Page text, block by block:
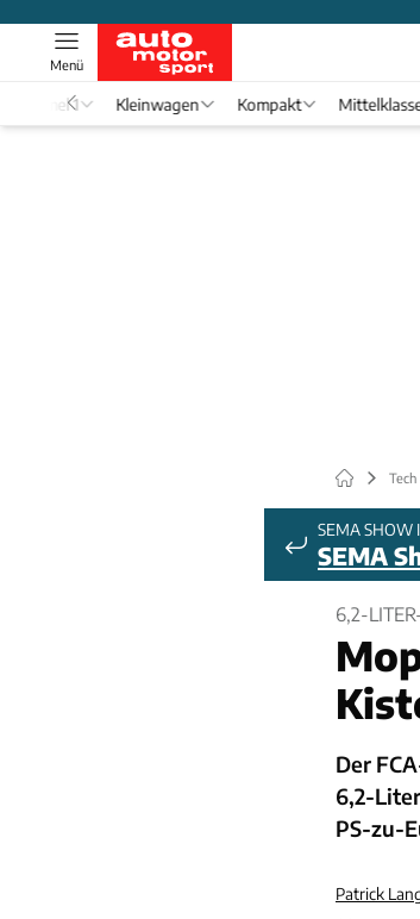
Menü
Formel 1 Kleinwagen Kompakt
SEMA SHOW
SEMA
6,2-
Der
6,2-
PS-zu-
Patrick